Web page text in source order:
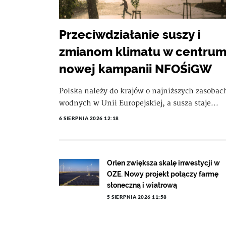
Przeciwdziałanie suszy i
zmianom klimatu w centrum
nowej kampanii NFOŚiGW
Polska należy do krajów o najniższych
wodnych w Unii Europejskiej, a susza staje...
6 SIERPNIA 2026 12:18
Orlen zwiększa skalę inwestycji w
OZE. Nowy projekt połączy farmę
słoneczną i wiatrową
5 SIERPNIA 2026 11:58